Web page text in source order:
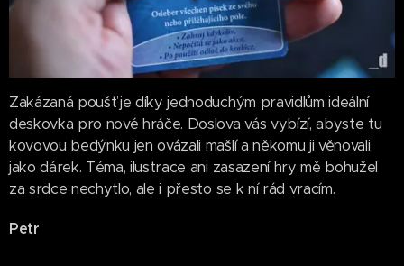
Zakázaná poušť je díky jednoduchým pravidlům ideální
deskovka pro nové hráče. Doslova vás vybízí, abyste tu
kovovou bedýnku jen ovázali mašlí a někomu ji věnovali
jako dárek. Téma, ilustrace ani zasazení hry mě bohužel
za srdce nechytlo, ale i přesto se k ní rád vracím.
Petr